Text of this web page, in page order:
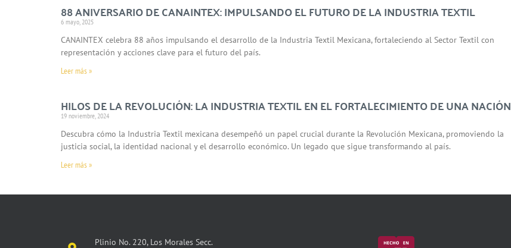
88 ANIVERSARIO DE CANAINTEX: IMPULSANDO EL FUTURO DE LA INDUSTRIA TEXTIL
6 mayo, 2025
CANAINTEX celebra 88 años impulsando el desarrollo de la Industria Textil Mexicana, fortaleciendo al Sector Textil con
representación y acciones clave para el futuro del país.
Leer más »
HILOS DE LA REVOLUCIÓN: LA INDUSTRIA TEXTIL EN EL FORTALECIMIENTO DE UNA NACIÓN
19 noviembre, 2024
Descubra cómo la Industria Textil mexicana desempeñó un papel crucial durante la Revolución Mexicana, promoviendo la
justicia social, la identidad nacional y el desarrollo económico. Un legado que sigue transformando al país.
Leer más »
Plinio No. 220, Los Morales Secc.